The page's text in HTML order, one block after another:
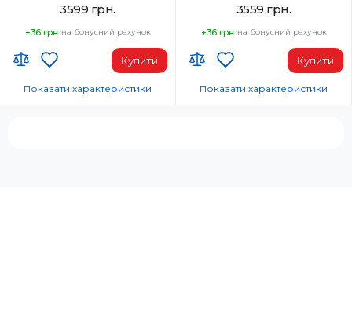
3599 грн.
+36 грн. на бонусний рахунок
Купити
Показати характеристики
3559 грн.
+36 грн. на бонусний рахунок
Купити
Показати характеристики